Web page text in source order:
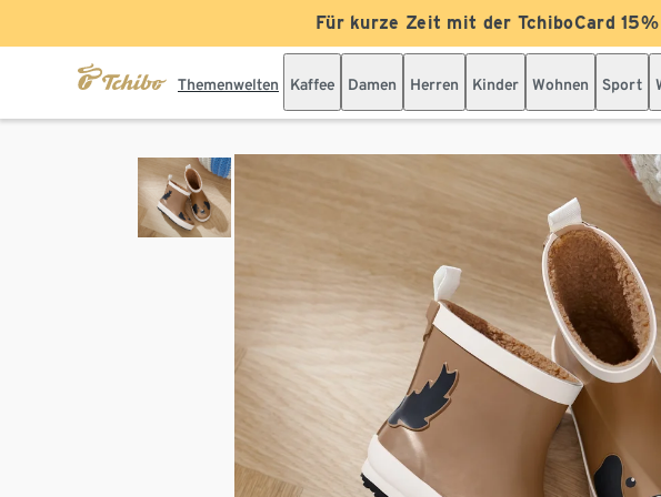
Für kurze Zeit mit der TchiboCard
Themenwelten Kaffee Damen Herren Kinder Wohnen Sport